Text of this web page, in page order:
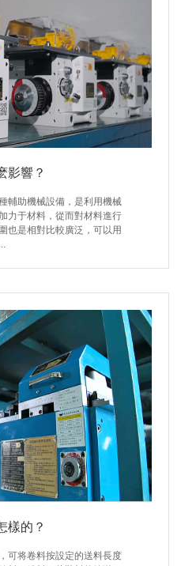
影響？
助機械設備，是利用機械
力于材料，從而對材料進行
也是相對比較廣泛，可以用
樣的？
将卷料按設定的送料長度